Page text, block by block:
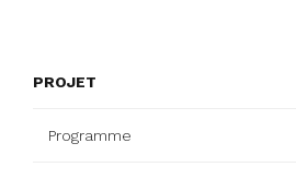
PROJET
Programme